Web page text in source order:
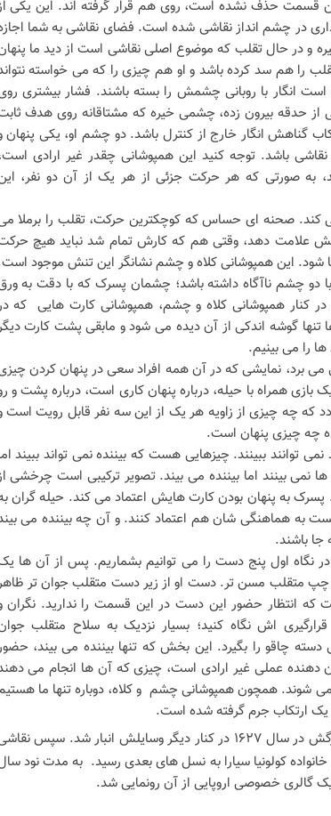
قسمت حذف نشده است، روی هم قرار گرفته اند. این یکی
در چشم انداز نقاشی شده است. فضای نقاشی به شما
و در حال تقلب که موضوع اصلی نقاشی است از دید ما
را هم سد کرده باشد و او هم چیزی را که می خواسته
انگار با روبانی چشمش را بسته باشند. فشار بیشتری
حدقه بیرون زده، چشمی خیره که مشتاقانه روی هدف
گناهش انگار خارج از کنترل باشد. دو چشم او، یکی پنهان
باشد. توجه کنید این همپوشانی چقدر غیر ارادی
به صورتی که هر حرکت جزئی از هر یک از آن دو نفر،
کند. صحنه ای حساس که کوچکترین حرکت، تقلب را برملا
علامت دهد، وقتی هم که کارش تمام شد نباید هیچ
شود. این همپوشانی کلاه و چشم نشانگر این تنش موجود
دو چشم ناآگاه داشته باشد؛ چشمان پسرک که با دقت به
کنار همپوشانی کلاه و چشم، همپوشانی کارت هایی که
گوشه اندکی از آن دیده می شود و مابقی پشت کارت
را می بینیم.
می برد، نمایشی که در آن همه افراد سعی در پنهان کردن
همراه با حیله، درباره پنهان کاری است، درباره پشت و
که چه چیزی از زاویه هر یک از این سه نفر قابل رویت است
چه چیزی پنهان است.
ببینند. چیزهایی هست که بیننده نمی تواند ببیند
بینند اما بیننده می بیند. تصویر ترکیبی است چرخشی
پسرک به پنهان بودن کارت هایش اعتماد می کند. حیله گران
به هماهنگی شان هم اعتماد کنند. و آن چه بیننده می
جا باشند.
نگاه اول پنج دست را می توانیم بشماریم. پس از آن ها
متقلب مسن تر. دست او از زیر دست متقلب جوان تر
انتظار حضور این دست در این قسمت را ندارید. نگران
اش نگاه کنید؛ بسیار نزدیک به سلاح متقلب
دسته چاقو را بگیرد. این بخش که تنها بیننده می بیند،
عملی غیر ارادی است، چیزی که آن ها انجام می
شوند. همچون همپوشانی چشم و کلاه، دوباره تنها ما
یک ارتکاب جرم گرفته شده است.
با نشان کاردینال مهر شد و پس از مرگش در سال ۱۶۲۷ در کنار دیگر وسایلش انبار شد. سپس
خانواده کولونیا سیارا به نسل های بعدی رسید. به مدت نود